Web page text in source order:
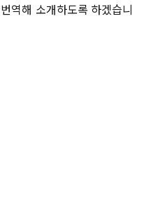
역해 소개하도록 하겠습니